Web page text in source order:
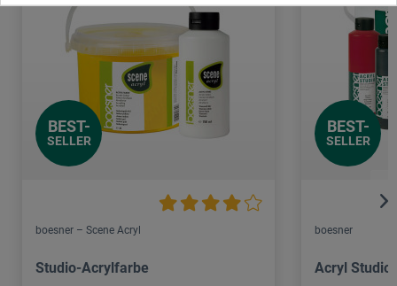
BEST-
SELLER
boesner – Scene Acryl
Studio-Acrylfarbe
BEST-
SELLER
boesner
Acryl Studio